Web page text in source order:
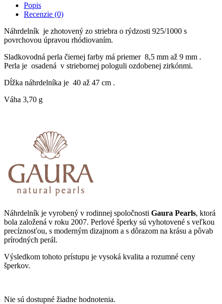
Popis
Recenzie (0)
Náhrdelník je zhotovený zo striebra o rýdzosti 925/1000 s
povrchovou úpravou rhódiovaním.
Sladkovodná perla čiernej farby má priemer 8,5 mm až 9 mm .
Perla je osadená v striebornej pologuli ozdobenej zirkónmi.
Dĺžka náhrdelníka je 40 až 47 cm .
Váha 3,70 g
Náhrdelník je vyrobený v rodinnej spoločnosti Gaura Pearls, ktorá
bola založená v roku 2007. Perlové šperky sú vyhotovené s veľkou
precíznosťou, s moderným dizajnom a s dôrazom na krásu a pôvab
prírodných perál.
Výsledkom tohoto prístupu je vysoká kvalita a rozumné ceny
šperkov.
Nie sú dostupné žiadne hodnotenia.